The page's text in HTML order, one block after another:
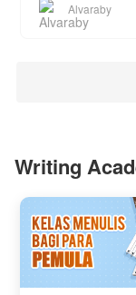
Alvaraby
Writing